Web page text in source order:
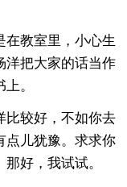
教室里，小心生
洋把大家的话当作
。
较好，不如你去
儿犹豫。求求你
好，我试试。